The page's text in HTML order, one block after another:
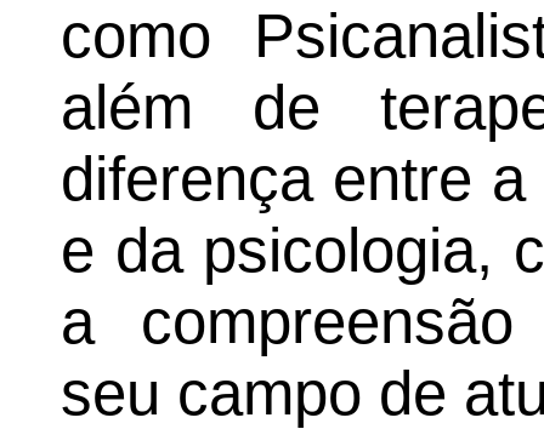
como
além de
diferença entre
e da psicologia,
a
seu campo de